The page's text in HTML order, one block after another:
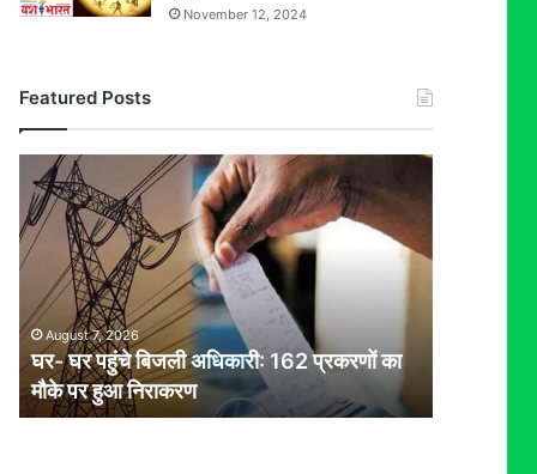
November 12, 2024
Featured Posts
घर
पहुंचे
बिजली
अधिकारी:
प्रकरणों
का
मौके
पर
हुआ
August 7, 2026
घर- घर पहुंचे बिजली अधिकारी: 162 प्रकरणों का
मौके पर हुआ निराकरण